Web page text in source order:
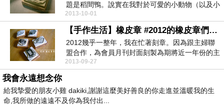
題是稻間鴨。說實在我對於可愛的小動物（以及小
孩）實在很苦...
2013-10-01
【手作生活】橡皮章 #2012的橡皮章們。之一
2012幾乎一整年，我在忙著刻章。因為跟主婦聯
盟合作，為會員月刊封面刻製為期將近一年份的主
題印章。每...
2013-09-27
我會永遠想念你
給我摯愛的朋友小雞 dakiki,謝謝這麼美好善良的你走進並溫暖我的生
命,我所做的遠遠不及你為我付出...